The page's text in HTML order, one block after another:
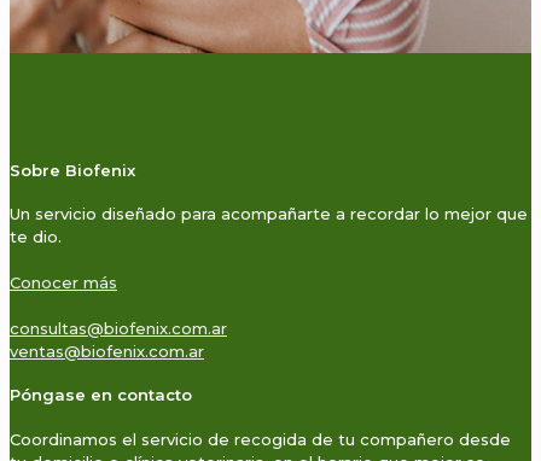
Sobre Biofenix
Un servicio diseñado para acompañarte a recordar lo mejor que
te dio.
Conocer más
consultas@biofenix.com.ar
ventas@biofenix.com.ar
Póngase en contacto
Coordinamos el servicio de recogida de tu compañero desde